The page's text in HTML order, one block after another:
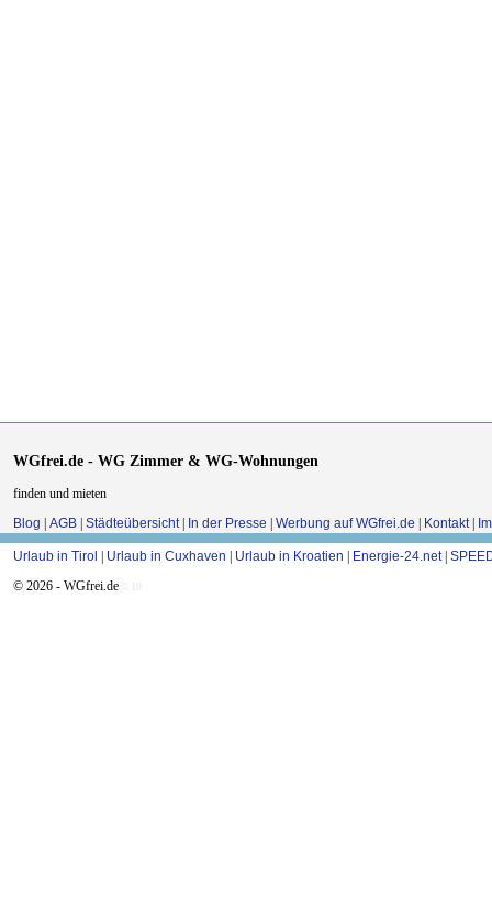
WGfrei.de - WG Zimmer & WG-Wohnungen
finden und mieten
Blog | AGB | Städteübersicht | In der Presse | Werbung auf WGfrei.de | Kontakt |
Urlaub in Tirol | Urlaub in Cuxhaven | Urlaub in Kroatien | Energie-24.net|
© 2026 - WGfrei.de